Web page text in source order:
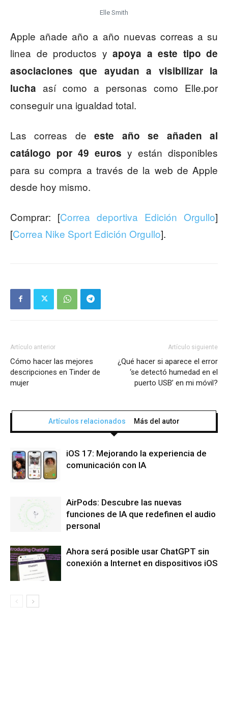
Elle Smith
Apple añade año a año nuevas correas a su
linea de productos y apoya a este tipo de
asociaciones que ayudan a visibilizar la
lucha así como a personas como Elle.por
conseguir una igualdad total.
Las correas deeste año se añaden al
catálogo por 49 euros y están disponibles
para su compra a través de la web de Apple
desde hoy mismo.
Comprar: [Correa deportiva Edición Orgullo]
[Correa Nike Sport Edición Orgullo].
Artículo anterior
Cómo hacer las mejores
descripciones en Tinder de
mujer
Artículo siguiente
¿Qué hacer si aparece el error
‘se detectó humedad en el
puerto USB’ en mi móvil?
Artículos relacionados Más del autor
iOS 17: Mejorando la experiencia de
comunicación con IA
AirPods: Descubre las nuevas
funciones de IA que redefinen el audio
personal
Ahora será posible usar ChatGPT sin
conexión a Internet en dispositivos iOS